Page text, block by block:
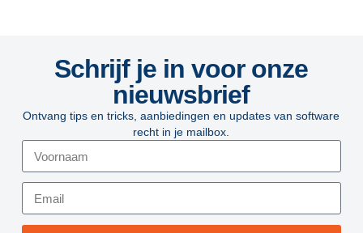
Schrijf je in voor onze
nieuwsbrief
Ontvang tips en tricks, aanbiedingen en updates van software
recht in je mailbox.